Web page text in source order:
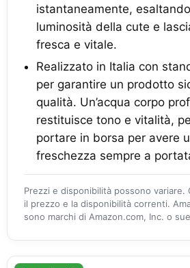
istantaneamente,
luminosità della cute e
fresca e vitale.
Realizzato in Italia con
per garantire un prodotto
qualità. Un’acqua corpo
restituisce tono e vitalità,
portare in borsa per avere
freschezza sempre a
Prezzi e disponibilità possono variare.
il prezzo e la disponibilità correnti.
sono marchi di Amazon.com, Inc. o